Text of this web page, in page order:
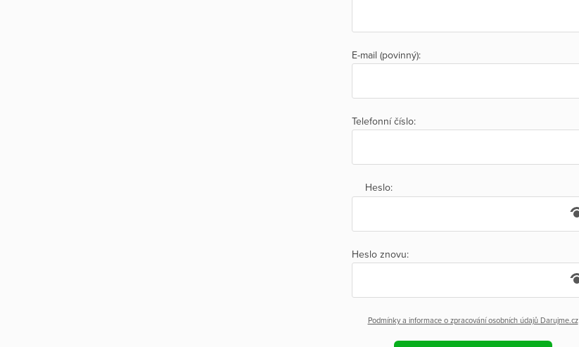
E-mail (povinný):
Telefonní číslo:
Heslo:
Heslo znovu:
Podmínky a informace o zpracování osobních údajů Darujme.cz